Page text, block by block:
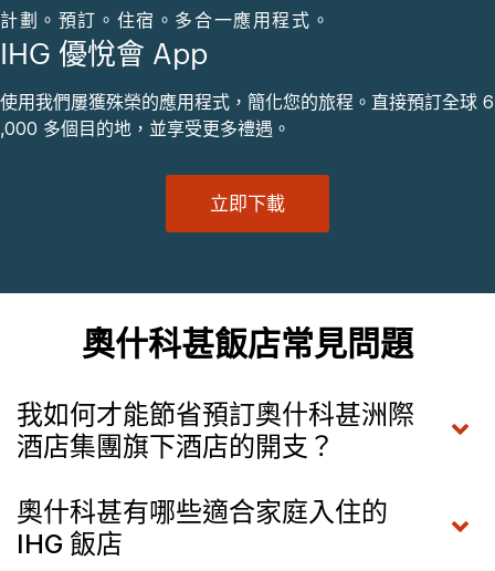
計劃。預訂。住宿。多合一應用程式。
IHG 優悅會 App
使用我們屢獲殊榮的應用程式，簡化您的旅程。直接預訂全球 6
,000 多個目的地，並享受更多禮遇。
立即下載
奧什科甚飯店常見問題
我如何才能節省預訂奧什科甚洲際
酒店集團旗下酒店的開支？
奧什科甚有哪些適合家庭入住的
IHG 飯店